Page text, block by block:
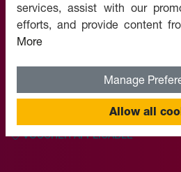
Leadership
Les
Offered by:
VOUCHER APPLICABLE
services, assist with our
efforts, and provide content
More
Manage
Allow all